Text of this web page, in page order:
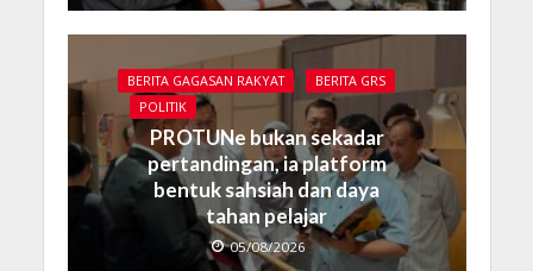
BERITA GAGASAN RAKYAT
BERITA GRS
POLITIK
PROTUNe bukan sekadar
pertandingan, ia platform
bentuk sahsiah dan daya
tahan pelajar
05/08/2026